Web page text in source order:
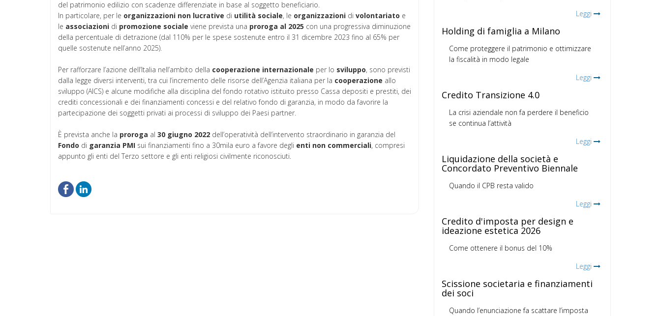
del patrimonio edilizio con scadenze differenziate in base al soggetto beneficiario.
In particolare, per le organizzazioni non lucrative di utilità sociale, le organizzazioni di volontariato e
le associazioni di promozione sociale viene prevista una proroga al 2025 con una progressiva diminuzione
della percentuale di detrazione (dal 110% per le spese sostenute entro il 31 dicembre 2023 fino al 65% per
quelle sostenute nell’anno 2025).
Per rafforzare l’azione dell’Italia nell’ambito della cooperazione internazionale per lo sviluppo, sono previsti
dalla legge diversi interventi, tra cui l’incremento delle risorse dell’Agenzia italiana per la cooperazione allo
sviluppo (AICS) e alcune modifiche alla disciplina del fondo rotativo istituito presso Cassa depositi e prestiti, dei
crediti concessionali e dei finanziamenti concessi e del relativo fondo di garanzia, in modo da favorire la
partecipazione dei soggetti privati ai processi di sviluppo dei Paesi partner.
È prevista anche la proroga al 30 giugno 2022 dell’operatività dell’intervento straordinario in garanzia del
Fondo di garanzia PMI sui finanziamenti fino a 30mila euro a favore degli enti non commerciali, compresi
appunto gli enti del Terzo settore e gli enti religiosi civilmente riconosciuti.
Leggi
Holding di famiglia a Milano
Come proteggere il patrimonio e ottimizzare
la fiscalità in modo legale
Leggi
Credito Transizione 4.0
La crisi aziendale non fa perdere il beneficio
se continua l’attività
Leggi
Liquidazione della società e
Concordato Preventivo Biennale
Quando il CPB resta valido
Leggi
Credito d'imposta per design e
ideazione estetica 2026
Come ottenere il bonus del 10%
Leggi
Scissione societaria e finanziamenti
dei soci
Quando l’enunciazione fa scattare l’imposta